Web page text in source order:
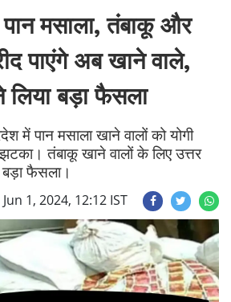
मसाला, तंबाकू और
पाएंगे अब खाने वाले,
लिया बड़ा फैसला
में पान मसाला खाने वालों को योगी
तंबाकू खाने वालों के लिए उत्तर
फैसला।
Jun 1, 2024, 12:12 IST